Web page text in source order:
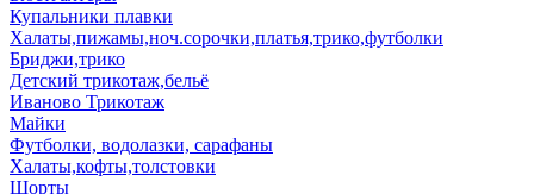
Купальники плавки
Халаты,пижамы,ноч.сорочки,платья,трико,футболки
Бриджи,трико
Детский трикотаж,бельё
Иваново Трикотаж
Майки
Футболки, водолазки, сарафаны
Халаты,кофты,толстовки
Шорты